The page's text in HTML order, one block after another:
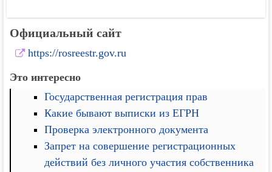
Официальный сайт
https://rosreestr.gov.ru
Это интересно
Государственная регистрация прав
Какие бывают выписки из ЕГРН
Проверка электронного документа
Запрет на совершение регистрационных
действий без личного участия собственника